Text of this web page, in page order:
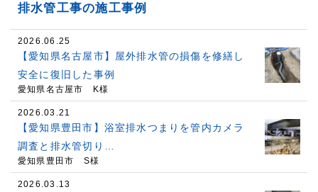
排水管工事の施工事例
2026.06.25
【愛知県名古屋市】屋外排水管の損傷を修繕し
安全に復旧した事例
愛知県名古屋市 K様
2026.03.21
【愛知県豊田市】浴室排水つまりを管内カメラ
調査と排水管切り…
愛知県豊田市 S様
2026.03.13